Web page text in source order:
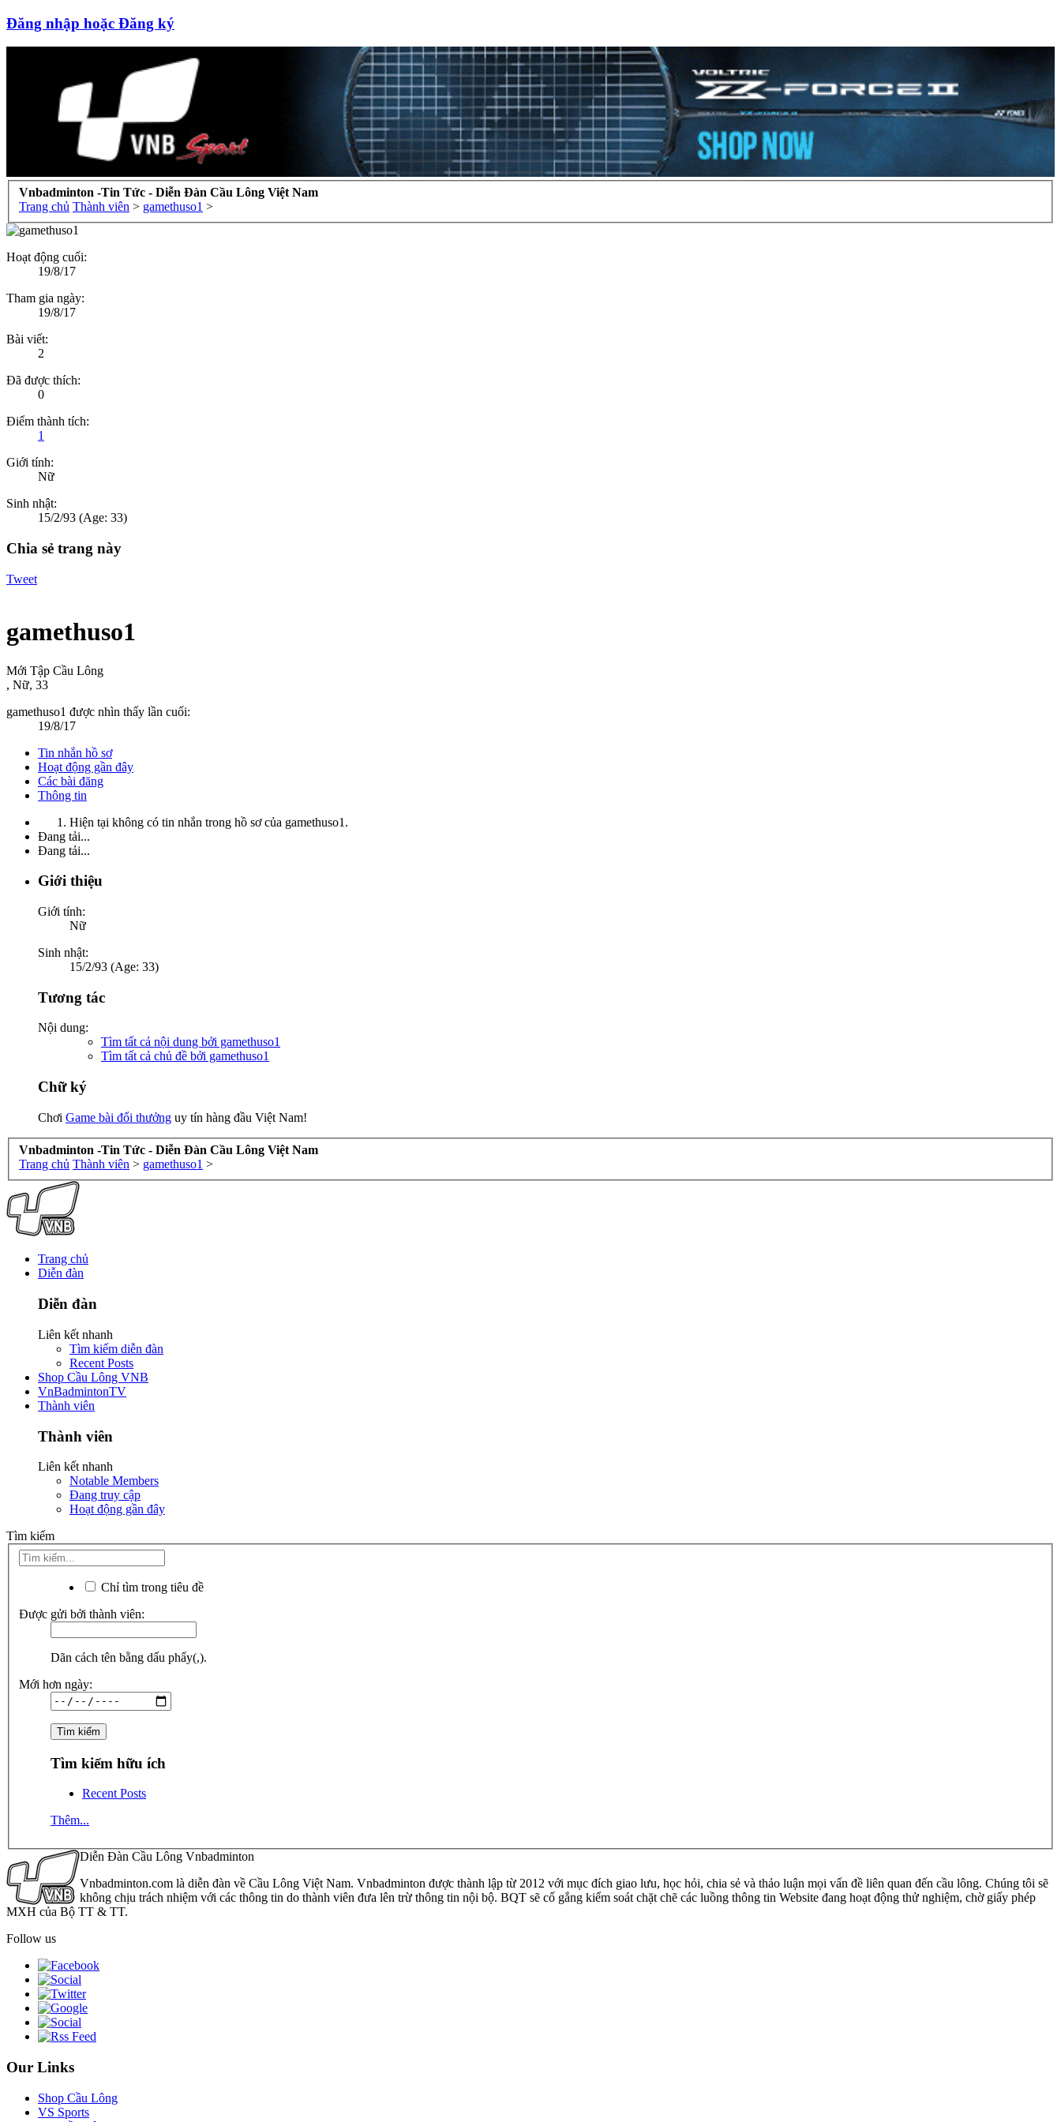
Đăng nhập hoặc Đăng ký
Vnbadminton -Tin Tức - Diễn Đàn Cầu Lông Việt Nam
Trang chủ Thành viên > gamethuso1 >
Hoạt động cuối:
19/8/17
Tham gia ngày:
19/8/17
Bài viết:
2
Đã được thích:
0
Điểm thành tích:
1
Giới tính:
Nữ
Sinh nhật:
15/2/93 (Age: 33)
Chia sẻ trang này
Tweet
gamethuso1
Mới Tập Cầu Lông
, Nữ, 33
gamethuso1 được nhìn thấy lần cuối:
19/8/17
Tin nhắn hồ sơ
Hoạt động gần đây
Các bài đăng
Thông tin
Hiện tại không có tin nhắn trong hồ sơ của gamethuso1.
Đang tải...
Đang tải...
Giới thiệu
Giới tính:
Nữ
Sinh nhật:
15/2/93 (Age: 33)
Tương tác
Nội dung:
Tìm tất cả nội dung bởi gamethuso1
Tìm tất cả chủ đề bởi gamethuso1
Chữ ký
Chơi Game bài đổi thưởng uy tín hàng đầu Việt Nam!
Vnbadminton -Tin Tức - Diễn Đàn Cầu Lông Việt Nam
Trang chủ Thành viên > gamethuso1 >
Trang chủ
Diễn đàn
Diễn đàn
Liên kết nhanh
Tìm kiếm diễn đàn
Recent Posts
Shop Cầu Lông VNB
VnBadmintonTV
Thành viên
Thành viên
Liên kết nhanh
Notable Members
Đang truy cập
Hoạt động gần đây
Tìm kiếm
Chỉ tìm trong tiêu đề
Được gửi bởi thành viên:
Dãn cách tên bằng dấu phẩy(,).
Mới hơn ngày:
Tìm kiếm hữu ích
Recent Posts
Thêm...
Diễn Đàn Cầu Lông Vnbadminton
Vnbadminton.com là diễn đàn về Cầu Lông Việt Nam. Vnbadminton được thành lập từ 2012 với mục đích giao lưu, học hỏi, chia sẻ và thảo luận mọi vấn đề liên quan đến cầu lông. Chúng tôi sẽ
không chịu trách nhiệm với các thông tin do thành viên đưa lên trừ thông tin nội bộ. BQT sẽ cố gắng kiểm soát chặt chẽ các luồng thông tin Website đang hoạt động thử nghiệm, chờ giấy phép
MXH của Bộ TT & TT.
Follow us
Our Links
Shop Cầu Lông
VS Sports